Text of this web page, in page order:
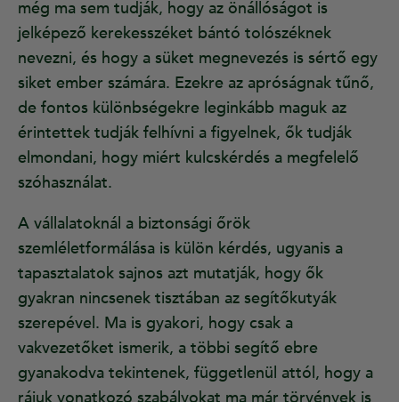
még ma sem tudják, hogy az önállóságot is
jelképező kerekesszéket bántó tolószéknek
nevezni, és hogy a süket megnevezés is sértő egy
siket ember számára. Ezekre az apróságnak tűnő,
de fontos különbségekre leginkább maguk az
érintettek tudják felhívni a figyelnek, ők tudják
elmondani, hogy miért kulcskérdés a megfelelő
szóhasználat.
A vállalatoknál a biztonsági őrök
szemléletformálása is külön kérdés, ugyanis a
tapasztalatok sajnos azt mutatják, hogy ők
gyakran nincsenek tisztában az segítőkutyák
szerepével. Ma is gyakori, hogy csak a
vakvezetőket ismerik, a többi segítő ebre
gyanakodva tekintenek, függetlenül attól, hogy a